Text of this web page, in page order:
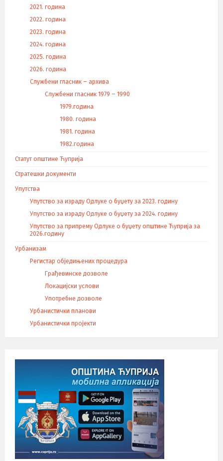
2021. година
2022. година
2023. година
2024. година
2025. година
2026. година
Службени гласник – архива
Службени гласник 1979 – 1990
1979.година
1980. година
1981. година
1982.година
Статут општине Ћуприја
Стратешки документи
Упутства
Упутство за израду Одлуке о буџету за 2023. годину
Упутство за израду Одлуке о буџету за 2024. годину
Упутство за припрему Одлуке о буџету општине Ћуприја за
2026.годину
Урбанизам
Регистар обједињених процедура
Грађевинске дозволе
Локацијски услови
Употребне дозволе
Урбанистички планови
Урбанистички пројекти